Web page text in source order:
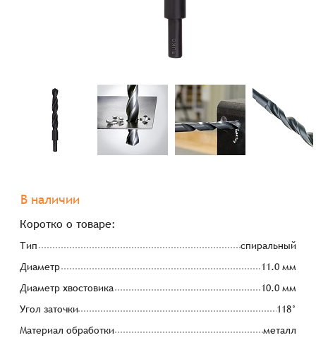
В наличии
Коротко о товаре:
Тип
спиральный
Диаметр
11.0 мм
Диаметр хвостовика
10.0 мм
Угол заточки
118°
Материал обработки
металл